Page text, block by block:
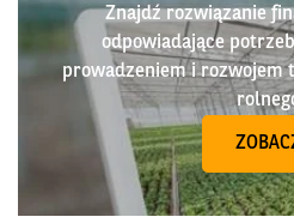
Znajdź rozwiązanie
odpowiadające
prowadzeniem i rozwojem